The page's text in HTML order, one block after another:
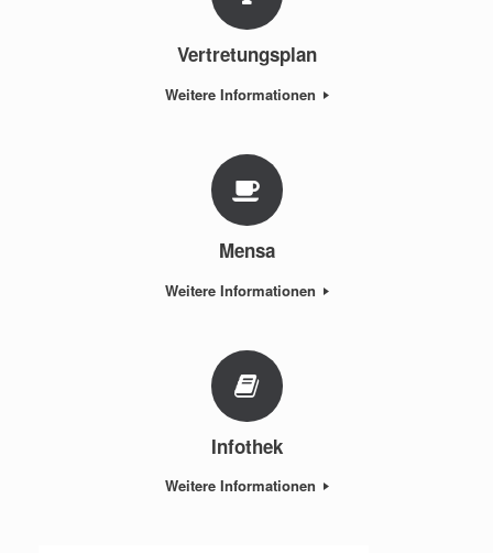
Vertretungsplan
Weitere Informationen
Mensa
Weitere Informationen
Infothek
Weitere Informationen